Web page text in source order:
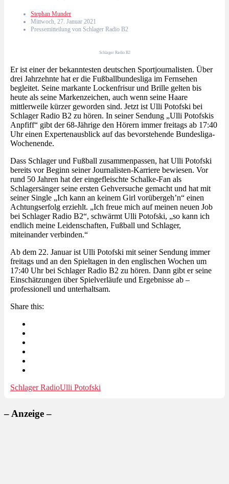
Stephan Munder
Mittwoch, 27. Januar 2021
Pressemitteilung von Schlager Radio B2
Schlager Radio B2
Er ist einer der bekanntesten deutschen Sportjournalisten. Über
drei Jahrzehnte hat er die Fußballbundesliga im Fernsehen
begleitet. Seine markante Lockenfrisur und Brille gelten bis
heute als seine Markenzeichen, auch wenn seine Haare
mittlerweile kürzer geworden sind. Jetzt ist Ulli Potofski bei
Schlager Radio B2 zu hören. In seiner Sendung „Ulli Potofskis
Anpfiff“ gibt der 68-Jährige den Hörern immer freitags ab 17:40
Uhr einen Expertenausblick auf das bevorstehende Bundesliga-
Wochenende.
Dass Schlager und Fußball zusammenpassen, hat Ulli Potofski
bereits vor Beginn seiner Journalisten-Karriere bewiesen. Vor
rund 50 Jahren hat der eingefleischte Schalke-Fan als
Schlagersänger seine ersten Gehversuche gemacht und hat mit
seiner Single „Ich kann an keinem Girl vorübergeh’n“ einen
Achtungserfolg erziehlt. „Ich freue mich auf meinen neuen Job
bei Schlager Radio B2“, schwärmt Ulli Potofski, „so kann ich
endlich meine Leidenschaften, Fußball und Schlager,
miteinander verbinden.“
Ab dem 22. Januar ist Ulli Potofski mit seiner Sendung immer
freitags und an den Spieltagen in den englischen Wochen um
17:40 Uhr bei Schlager Radio B2 zu hören. Dann gibt er seine
Einschätzungen über Spielverläufe und Ergebnisse ab –
professionell und unterhaltsam.
Share this:
Schlager RadioUlli Potofski
– Anzeige –